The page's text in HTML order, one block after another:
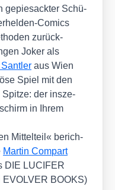
gepie­sack­ter Schü­
Comics
zurück­
Joker als
aus Wien
Spiel mit den
Spit­ze: der insze­
in Ihrem
Mit­tel­teil« berich­
Mar­tin Com­part
DIE LUCIFER
BOOKS)